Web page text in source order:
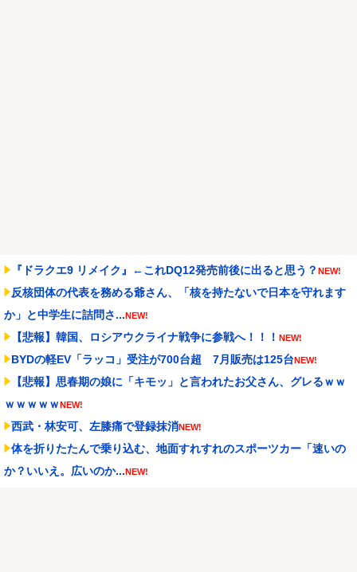
『ドラクエ9 リメイク』←これDQ12発売前後に出ると思う？ NEW!
反核団体の代表を務める爺さん、「核を持たないで日本を守れます
か」と中学生に詰問さ...NEW!
【悲報】韓国、ロシアウクライナ戦争に参戦へ！！！ NEW!
BYDの軽EV「ラッコ」受注が700台超 7月販売は125台NEW!
【悲報】思春期の娘に「キモッ」と言われたお父さん、グレるｗｗ
ｗｗｗｗｗNEW!
西武・林安可、左膝痛で登録抹消NEW!
体を折りたたんで乗り込む、地面すれすれのスポーツカー「速いの
か？いいえ。広いのか...NEW!